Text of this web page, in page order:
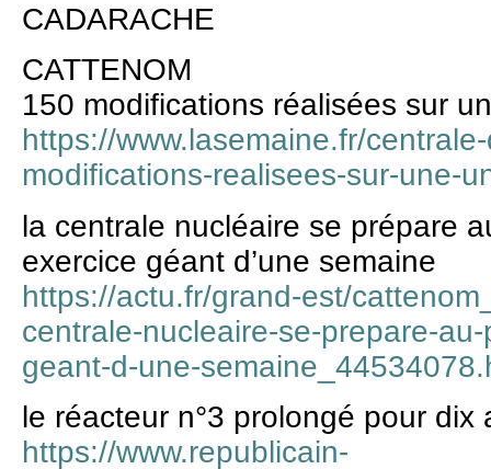
CADARACHE
CATTENOM
150 modifications réalisées sur
https://www.lasemaine.fr/
modifications-realisees-sur-une-
la centrale nucléaire se prépare
exercice géant d’une semaine
https://actu.fr/grand-est/
centrale-nucleaire-se-prepare-
geant-d-une-
le réacteur n°3 prolongé pour dix
https://www.republicain-